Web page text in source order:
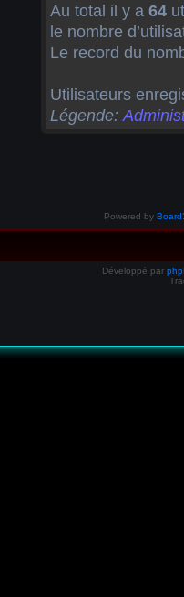
Au total il y a 64
le nombre
Le record du
Utilisateurs
Légende:
Powered by
Développé par